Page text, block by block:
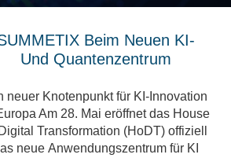
Beim Neuen KI-
Und Quantenzentrum
neuer Knotenpunkt für KI-Innovation
Am 28. Mai eröffnet das House
Transformation (HoDT) offiziell
neue Anwendungszentrum für KI